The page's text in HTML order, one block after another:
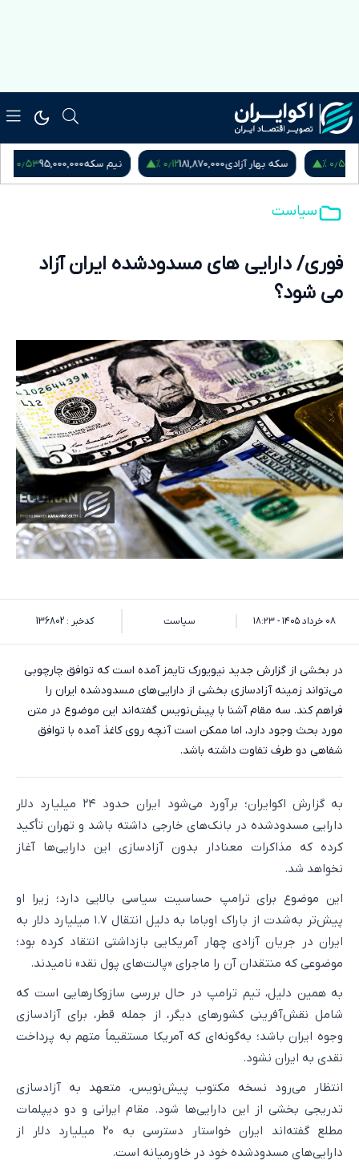
سکه بهار آزادی181,870,000۰٫۱۲ % نیم سکه 95,000,000۰٫۵۳ % ربع
سیاست
فوری/ دارایی های مسدودشده ایران آزاد
می شود؟
۰۸ خرداد ۱۴۰۵ - ۱۸:۲۳ سیاست کدخبر : 136802
در بخشی از گزارش جدید نیویورک تایمز آمده است که توافق چارچوبی
می‌تواند زمینه آزادسازی بخشی از دارایی‌های مسدودشده ایران را
فراهم کند. سه مقام آشنا با پیش‌نویس گفته‌اند این موضوع در متن
مورد بحث وجود دارد، اما ممکن است آنچه روی کاغذ آمده با توافق
شفاهی دو طرف تفاوت داشته باشد.
به گزارش اکوایران؛ برآورد می‌شود ایران حدود ۲۴ میلیارد دلار
دارایی مسدودشده در بانک‌های خارجی داشته باشد و تهران تأکید
کرده که مذاکرات معنادار بدون آزادسازی این دارایی‌ها آغاز
نخواهد شد.
این موضوع برای ترامپ حساسیت سیاسی بالایی دارد؛ زیرا او
پیش‌تر به‌شدت از باراک اوباما به دلیل انتقال ۱.۷ میلیارد دلار به
ایران در جریان آزادی چهار آمریکایی بازداشتی انتقاد کرده بود؛
موضوعی که منتقدان آن را ماجرای «پالت‌های پول نقد» نامیدند.
به همین دلیل، تیم ترامپ در حال بررسی سازوکارهایی است که
شامل نقش‌آفرینی کشورهای دیگر، از جمله قطر، برای آزادسازی
وجوه ایران باشد؛ به‌گونه‌ای که آمریکا مستقیماً متهم به پرداخت
نقدی به ایران نشود.
انتظار می‌رود نسخه مکتوب پیش‌نویس، متعهد به آزادسازی
تدریجی بخشی از این دارایی‌ها شود. مقام ایرانی و دو دیپلمات
مطلع گفته‌اند ایران خواستار دسترسی به ۲۰ میلیارد دلار از
دارایی‌های مسدودشده خود در خاورمیانه است.